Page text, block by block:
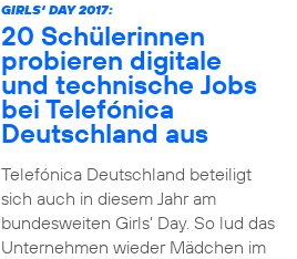
GIRLS‘ DAY 2017:
20 Schülerinnen
probieren digitale
und technische Jobs
bei Telefónica
Deutschland aus
Telefónica Deutschland beteiligt
sich auch in diesem Jahr am
bundesweiten Girls‘ Day. So lud das
Unternehmen wieder Mädchen im